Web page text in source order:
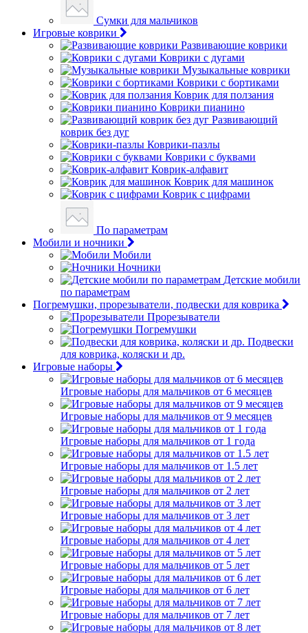
Сумки для мальчиков
Игровые коврики
Развивающие коврики
Коврики с дугами
Музыкальные коврики
Коврики с бортиками
Коврик для ползания
Коврики пианино
Развивающий
коврик без дуг
Коврики-пазлы
Коврики с буквами
Коврик-алфавит
Коврик для машинок
Коврик с цифрами
По параметрам
Мобили и ночники
Мобили
Ночники
Детские мобили
по параметрам
Погремушки, прорезыватели, подвески для коврика
Прорезыватели
Погремушки
Подвески
для коврика, коляски и др.
Игровые наборы
Игровые наборы для мальчиков от 6 месяцев
Игровые наборы для мальчиков от 9 месяцев
Игровые наборы для мальчиков от 1 года
Игровые наборы для мальчиков от 1.5 лет
Игровые наборы для мальчиков от 2 лет
Игровые наборы для мальчиков от 3 лет
Игровые наборы для мальчиков от 4 лет
Игровые наборы для мальчиков от 5 лет
Игровые наборы для мальчиков от 6 лет
Игровые наборы для мальчиков от 7 лет